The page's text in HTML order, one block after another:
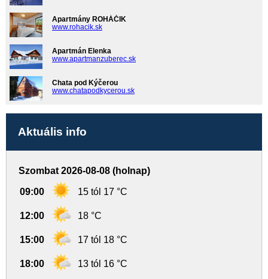
Apartmány ROHÁČIK
www.rohacik.sk
Apartmán Elenka
www.apartmanzuberec.sk
Chata pod Kýčerou
www.chatapodkycerou.sk
Aktuális info
Szombat 2026-08-08 (holnap)
09:00 15 tól 17 °C
12:00 18 °C
15:00 17 tól 18 °C
18:00 13 tól 16 °C